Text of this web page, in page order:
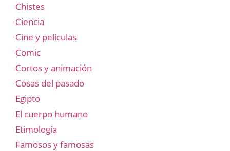
Chistes
Ciencia
Cine y películas
Comic
Cortos y animación
Cosas del pasado
Egipto
El cuerpo humano
Etimología
Famosos y famosas